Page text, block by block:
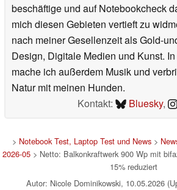
beschäftige und auf Notebookcheck
mich diesen Gebieten vertieft zu
nach meiner Gesellenzeit als Gold-
Design, Digitale Medien und Kunst.
mache ich außerdem Musik und
Natur mit meinen Hunden.
Kontakt:
Bluesky,
> Notebook Test, Laptop Test und News>
2026-05> Netto: Balkonkraftwerk 900 Wp mit
15% reduziert
Autor: Nicole Dominikowski, 10.05.2026